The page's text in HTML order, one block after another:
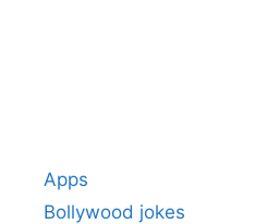
Apps
Bollywood jokes